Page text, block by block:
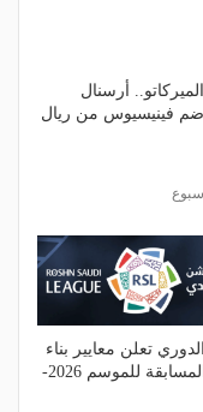
أرسنال
فينيسيوس من ريال
تعلن معايير بناء
جدول المسابقة للموسم 2026-